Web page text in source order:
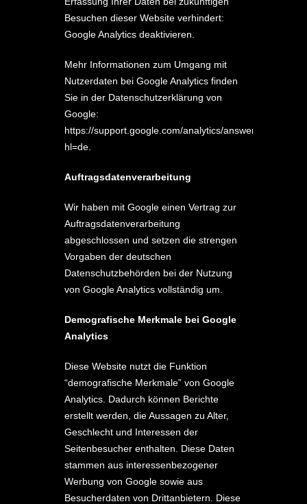
Besuchen dieser Website verhindert:
Google Analytics deaktivieren
Mehr Informationen zum Umgang mit
Nutzerdaten bei Google Analytics finden
Sie in der Datenschutzerklärung von
Google:
https://support.google.com/analytics/answer/6004245?
hl=de
Auftragsdatenverarbeitung
Wir haben mit Google einen Vertrag zur
Auftragsdatenverarbeitung
abgeschlossen und setzen die strengen
Vorgaben der deutschen
Datenschutzbehörden bei der Nutzung
von Google Analytics vollständig um.
Demografische Merkmale bei Google
Analytics
Diese Website nutzt die Funktion
“demografische Merkmale” von Google
Analytics. Dadurch können Berichte
erstellt werden, die Aussagen zu Alter,
Geschlecht und Interessen der
Seitenbesucher enthalten. Diese Daten
stammen aus interessenbezogener
Werbung von Google sowie aus
Besucherdaten von Drittanbietern. Diese